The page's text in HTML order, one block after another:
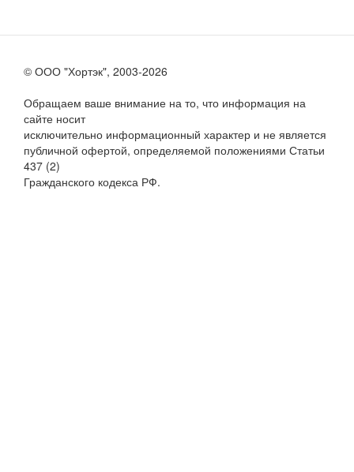
© ООО "Хортэк", 2003-2026
Обращаем ваше внимание на то, что информация на
сайте носит
исключительно информационный характер и не является
публичной офертой, определяемой положениями Статьи
437 (2)
Гражданского кодекса РФ.